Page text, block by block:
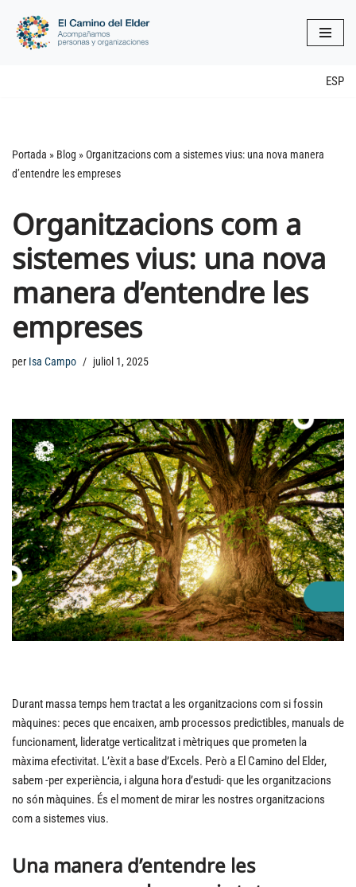
Vés
ESP
Portada » Blog »Organitzacions com a sistemes vius: una nova manera
d’entendre les empreses
Organitzacions com a
sistemes vius: una nova
manera d’entendre les
empreses
per Isa Campo juliol 1, 2025
Durant massa temps hem tractat a les organitzacions com si fossin
màquines: peces que encaixen, amb processos predictibles, manuals de
funcionament, lideratge verticalitzat i mètriques que prometen la
màxima efectivitat. L’èxit a base d’Excels. Però a El Camino del Elder,
sabem -per experiència, i alguna hora d’estudi- que les organitzacions
no són màquines. És el moment de mirar les nostres organitzacions
com a sistemes vius.
Una manera d’entendre les